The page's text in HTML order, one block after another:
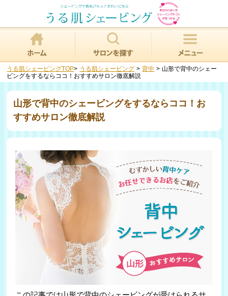
うる肌シェービングTOP> うる肌シェービング >背中 > 山形で背中のシェー
ビングをするならココ！おすすめサロン徹底解説
山形で背中のシェービングをするならココ！お
すすめサロン徹底解説